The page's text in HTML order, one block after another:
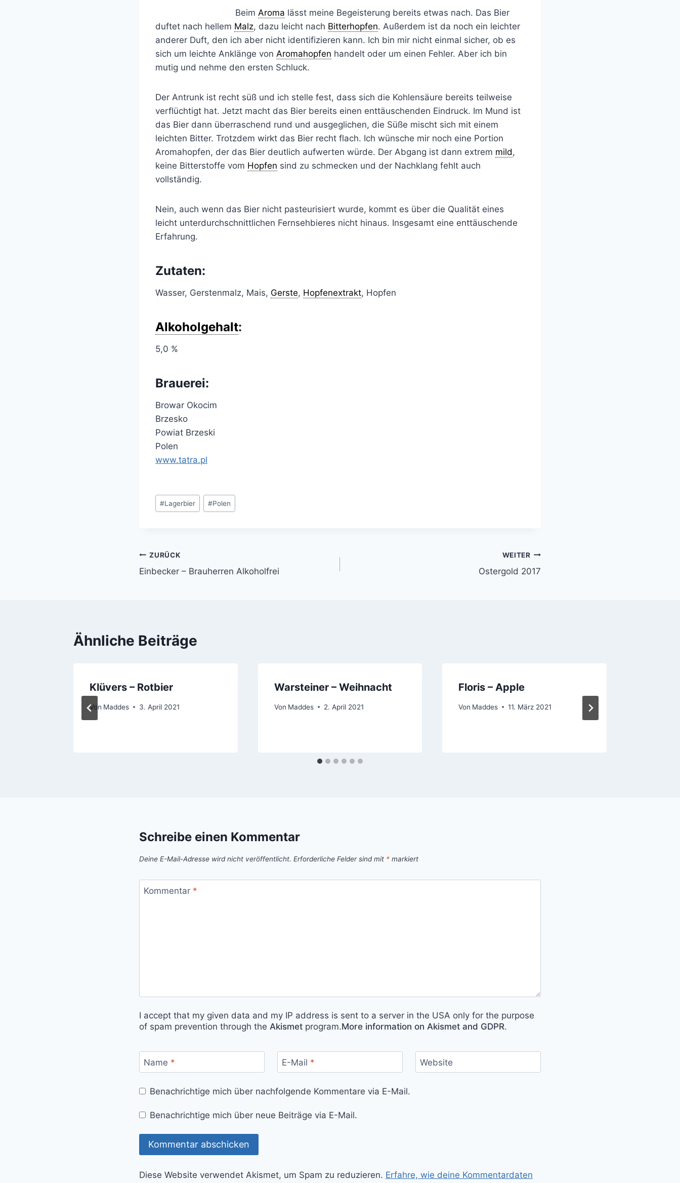
Beim Aroma lässt meine Begeisterung bereits etwas nach. Das Bier
duftet nach hellem Malz, dazu leicht nach Bitterhopfen. Außerdem ist da noch ein leichter
anderer Duft, den ich aber nicht identifizieren kann. Ich bin mir nicht einmal sicher, ob es
sich um leichte Anklänge von Aromahopfen handelt oder um einen Fehler. Aber ich bin
mutig und nehme den ersten Schluck.
Der Antrunk ist recht süß und ich stelle fest, dass sich die Kohlensäure bereits teilweise
verflüchtigt hat. Jetzt macht das Bier bereits einen enttäuschenden Eindruck. Im Mund ist
das Bier dann überraschend rund und ausgeglichen, die Süße mischt sich mit einem
leichten Bitter. Trotzdem wirkt das Bier recht flach. Ich wünsche mir noch eine Portion
Aromahopfen, der das Bier deutlich aufwerten würde. Der Abgang ist dann extrem mild ,
keine Bitterstoffe vom Hopfen sind zu schmecken und der Nachklang fehlt auch
vollständig.
Nein, auch wenn das Bier nicht pasteurisiert wurde, kommt es über die Qualität eines
leicht unterdurchschnittlichen Fernsehbieres nicht hinaus. Insgesamt eine enttäuschende
Erfahrung.
Zutaten:
Wasser, Gerstenmalz, Mais, Gerste, Hopfenextrakt, Hopfen
Alkoholgehalt:
5,0 %
Brauerei:
Browar Okocim
Brzesko
Powiat Brzeski
Polen
www.tatra.pl
Schlagworte:
#Lagerbier #Polen
Beitragsnavigation
ZURÜCK
Einbecker – Brauherren Alkoholfrei
WEITER
Ostergold 2017
Ähnliche Beiträge
Klüvers – Rotbier
Von Maddes 3. April 2021
Warsteiner – Weihnacht
Von Maddes 2. April 2021
Floris – Apple
Von Maddes 11. März 2021
Schreibe einen Kommentar
Deine E-Mail-Adresse wird nicht veröffentlicht. Erforderliche Felder sind mit * markiert
Kommentar *
I accept that my given data and my IP address is sent to a server in the USA only for the purpose
of spam prevention through the Akismet program.More information on Akismet and GDPR.
Name * E-Mail * Website
Benachrichtige mich über nachfolgende Kommentare via E-Mail.
Benachrichtige mich über neue Beiträge via E-Mail.
Diese Website verwendet Akismet, um Spam zu reduzieren. Erfahre, wie deine Kommentardaten